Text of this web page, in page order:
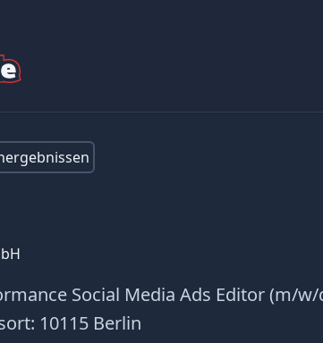
Social Media Ads Editor (m/
10115 Berlin